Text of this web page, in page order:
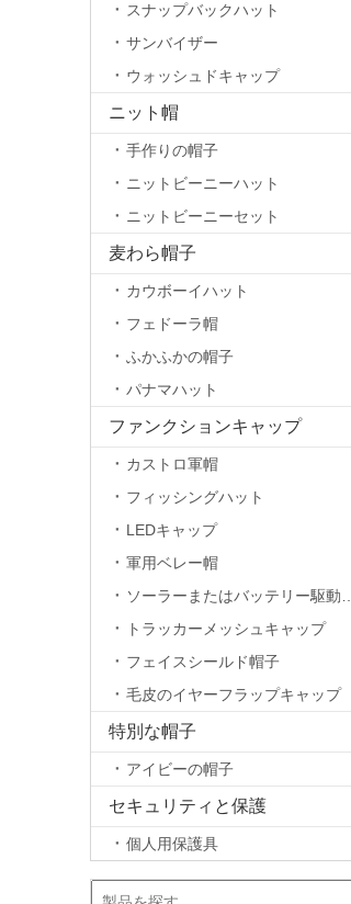
スナップバックハット
サンバイザー
ウォッシュドキャップ
ニット帽
手作りの帽子
ニットビーニーハット
ニットビーニーセット
麦わら帽子
カウボーイハット
フェドーラ帽
ふかふかの帽子
パナマハット
ファンクションキャップ
カストロ軍帽
フィッシングハット
LEDキャップ
軍用ベレー帽
トラッカーメッシュキャップ
フェイスシールド帽子
毛皮のイヤーフラップキャップ
特別な帽子
アイビーの帽子
セキュリティと保護
個人用保護具